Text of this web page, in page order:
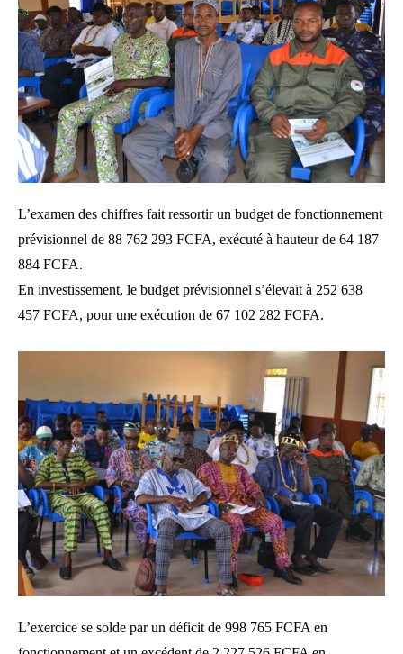
L’examen des chiffres fait ressortir un budget de fonctionnement
prévisionnel de 88 762 293 FCFA, exécuté à hauteur de 64 187
884 FCFA.
En investissement, le budget prévisionnel s’élevait à 252 638
457 FCFA, pour une exécution de 67 102 282 FCFA.
L’exercice se solde par un déficit de 998 765 FCFA en